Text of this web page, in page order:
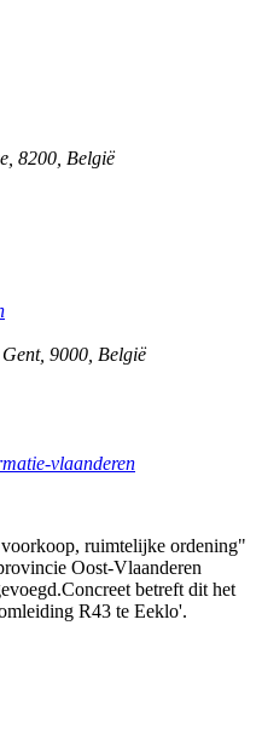
8200 België
Gent, 9000 België
vlaanderen
ruimtelijke ordening"
Oost-Vlaanderen
betreft dit het
R43 te Eeklo'.